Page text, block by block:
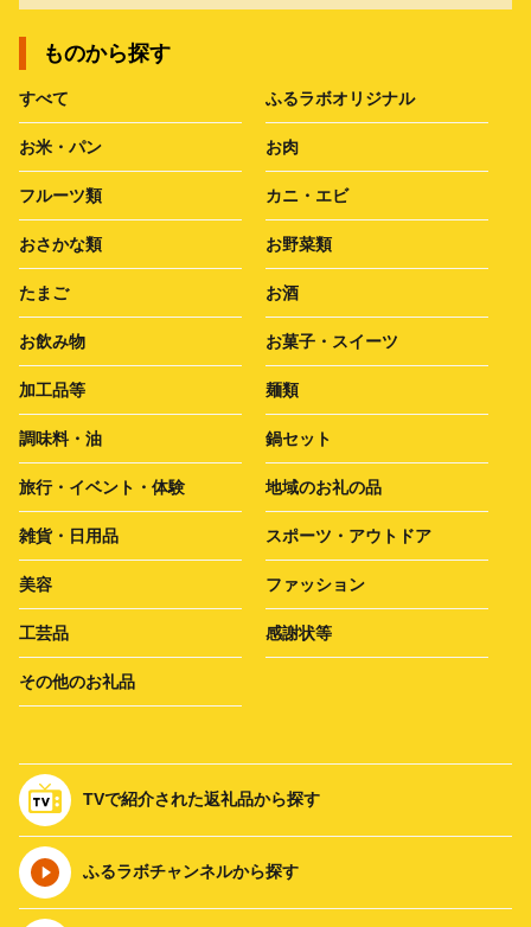
ものから探す
すべて ふるラボオリジナル
お米・パン お肉
フルーツ類 カニ・エビ
おさかな類 お野菜類
たまご お酒
お飲み物 お菓子・スイーツ
加工品等 麺類
調味料・油 鍋セット
旅行・イベント・体験 地域のお礼の品
雑貨・日用品 スポーツ・アウトドア
美容 ファッション
工芸品 感謝状等
その他のお礼品
TVで紹介された返礼品から探す
ふるラボチャンネルから探す